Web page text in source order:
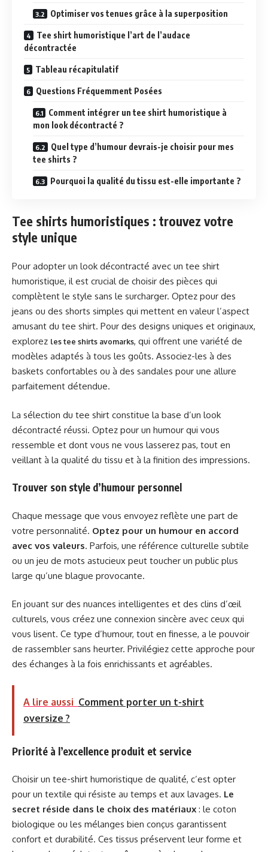
Optimiser vos tenues grâce à la superposition
Tee shirt humoristique l’art de l’audace
décontractée
Tableau récapitulatif
Questions Fréquemment Posées
Comment intégrer un tee shirt humoristique à
mon look décontracté ?
Quel type d’humour devrais-je choisir pour mes
tee shirts ?
Pourquoi la qualité du tissu est-elle importante ?
Tee shirts humoristiques : trouvez votre
style unique
Pour adopter un look décontracté avec un tee shirt
humoristique, il est crucial de choisir des pièces qui
complètent le style sans le surcharger. Optez pour des
jeans ou des shorts simples qui mettent en valeur l’aspect
amusant du tee shirt. Pour des designs uniques et originaux,
explorez les tee shirts avomarks, qui offrent une variété de
modèles adaptés à tous les goûts. Associez-les à des
baskets confortables ou à des sandales pour une allure
parfaitement détendue.
La sélection du tee shirt constitue la base d’un look
décontracté réussi. Optez pour un humour qui vous
ressemble et dont vous ne vous lasserez pas, tout en
veillant à la qualité du tissu et à la finition des impressions.
Trouver son style d’humour personnel
Chaque message que vous envoyez reflète une part de
votre personnalité. Optez pour un humour en accord
avec vos valeurs. Parfois, une référence culturelle subtile
ou un jeu de mots astucieux peut toucher un public plus
large qu’une blague provocante.
En jouant sur des nuances intelligentes et des clins d’œil
culturels, vous créez une connexion sincère avec ceux qui
vous lisent. Ce type d’humour, tout en finesse, a le pouvoir
de rassembler sans heurter. Privilégiez cette approche pour
des échanges à la fois enrichissants et agréables.
A lire aussi Comment porter un t-shirt
oversize ?
Priorité à l’excellence produit et service
Choisir un tee-shirt humoristique de qualité, c’est opter
pour un textile qui résiste au temps et aux lavages. Le
secret réside dans le choix des matériaux : le coton
biologique ou les mélanges bien conçus garantissent
confort et durabilité. Ces tissus préservent leur forme et